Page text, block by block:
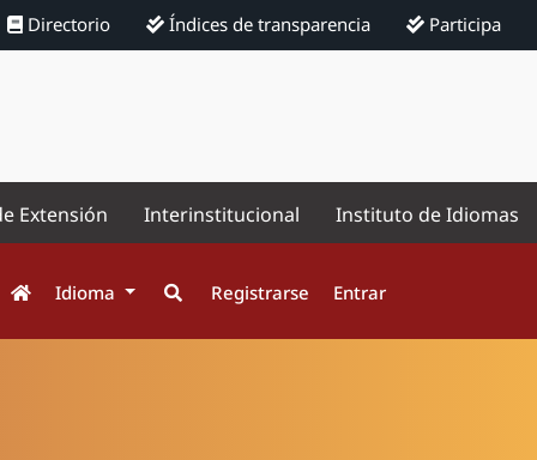
Directorio Índices de transparencia Participa
Extensión Interinstitucional Instituto de Idiomas
Idioma Registrarse Entrar